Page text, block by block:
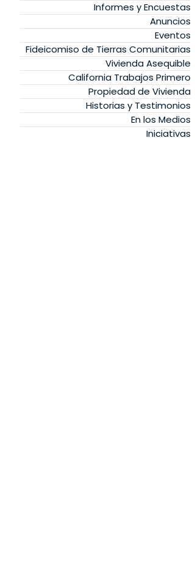
Informes y Encuestas
Anuncios
Eventos
Fideicomiso de Tierras Comunitarias
Vivienda Asequible
California Trabajos Primero
Propiedad de Vivienda
Historias y Testimonios
En los Medios
Iniciativas